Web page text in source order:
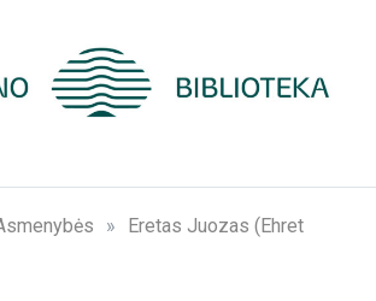
Kauno
atminimo
»
Eretas Juozas (Ehret